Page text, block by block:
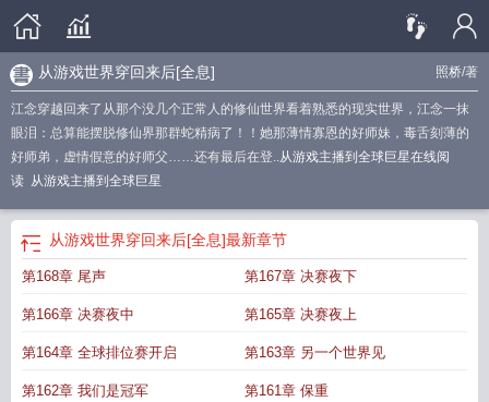
照桥/著
从游戏世界穿回来后[全息]
江念穿越回来了从那个没几个正常人的修仙世界看着熟悉的现实世界，江念一抹
眼泪：总算能摆脱修仙界那群蛇精病了！！她那薄情寡恩的好师妹，毒舌刻薄的
好师弟，虚情假意的好师父……还有最后在登..从游戏主播到全球巨星在线阅
读 从游戏主播到全球巨星
从游戏世界穿回来后[全息]最新章节
第168章 尾声 第167章 决赛夜下
第166章 决赛夜中 第165章 决赛夜上
第164章 全球排位赛开启 第163章 另一个世界见
第162章 我们是冠军 第161章 保重